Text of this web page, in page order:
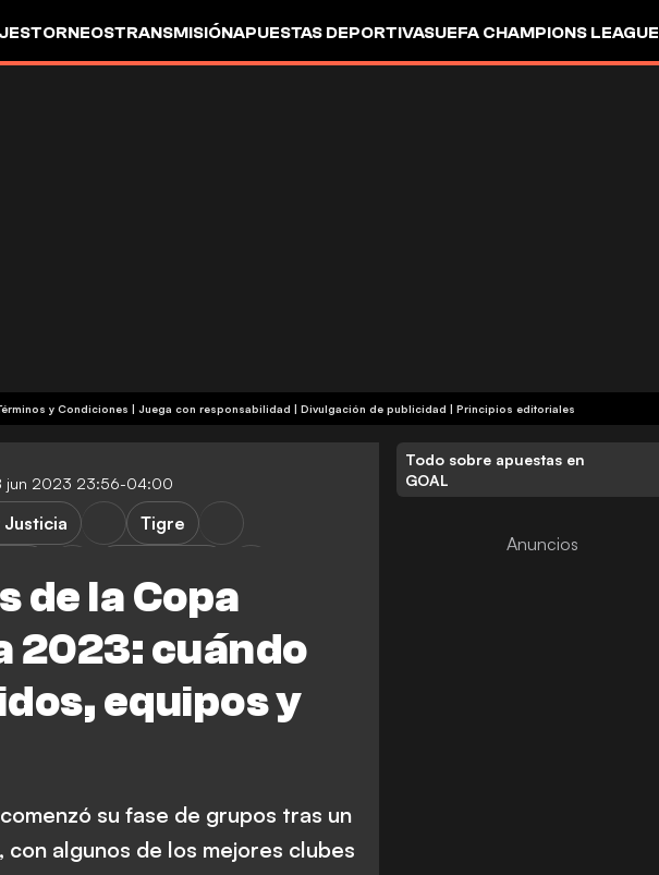
TORNEOSTRANSMISIÓNAPUESTAS DEPORTIVASUEFA CHAMPIONS LEAGUE
| Aplican Términos y Condiciones | Juega con responsabilidad | Divulgación de publicidad | Principios editoriales
jun 2023 23:56-04:00
de la Copa
2023: cuándo
equipos y
Tigre
Botafogo RJ
Bull Bragantino
Audax Italiano
su fase de grupos tras un
algunos de los mejores clubes
Todo sobre apuestas en
GOAL